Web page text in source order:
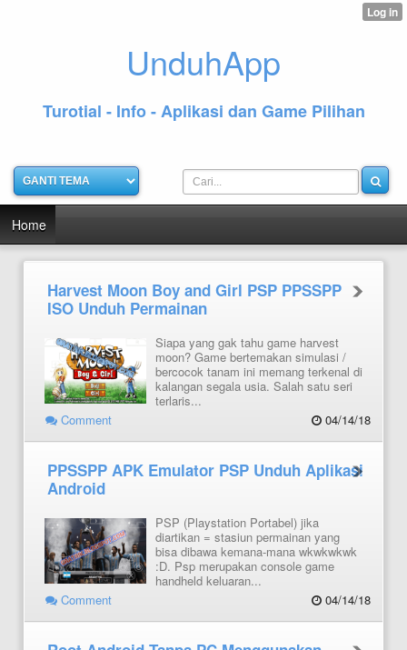
UnduhApp
Turotial - Info - Aplikasi dan Game Pilihan
Home
Harvest Moon Boy and Girl PSP PPSSPP
ISO Unduh Permainan
Siapa yang gak tahu game harvest
moon? Game bertemakan simulasi /
bercocok tanam ini memang terkenal di
kalangan segala usia. Salah satu seri
terlaris...
Comment
04/14/18
PPSSPP APK Emulator PSP Unduh Aplikasi
Android
PSP (Playstation Portabel) jika
diartikan = stasiun permainan yang
bisa dibawa kemana-mana wkwkwkwk
:D. Psp merupakan console game
handheld keluaran...
Comment
04/14/18